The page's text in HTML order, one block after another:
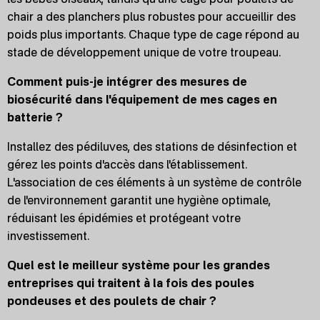
chair a des planchers plus robustes pour accueillir des
poids plus importants. Chaque type de cage répond au
stade de développement unique de votre troupeau.
Comment puis-je intégrer des mesures de
biosécurité dans l'équipement de mes cages en
batterie ?
Installez des pédiluves, des stations de désinfection et
gérez les points d'accès dans l'établissement.
L'association de ces éléments à un système de contrôle
de l'environnement garantit une hygiène optimale,
réduisant les épidémies et protégeant votre
investissement.
Quel est le meilleur système pour les grandes
entreprises qui traitent à la fois des poules
pondeuses et des poulets de chair ?